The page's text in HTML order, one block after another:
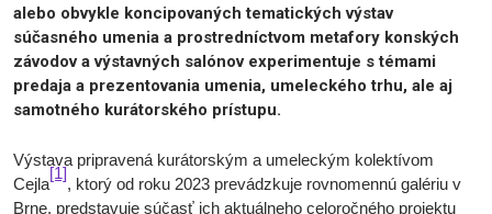
alebo obvykle koncipovaných tematických výstav
súčasného umenia a prostredníctvom metafory konských
závodov a výstavných salónov experimentuje s témami
predaja a prezentovania umenia, umeleckého trhu, ale aj
samotného kurátorského prístupu.
Výstava pripravená kurátorským a umeleckým kolektívom
Cejla
[1]
, ktorý od roku 2023 prevádzkuje rovnomennú galériu v
Brne, predstavuje súčasť ich aktuálneho celoročného projektu